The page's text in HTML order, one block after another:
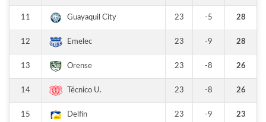
11 Guayaquil City 23 -5 28
12 Emelec 23 -9 28
13 Orense 23 -8 26
14 Técnico U. 23 -8 26
15 Delfín 23 -9 23